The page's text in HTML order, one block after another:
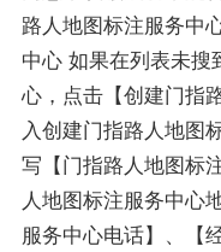
路人地图标注服务中
中心 如果在列表未搜
心，点击【创建门指
入创建门指路人地图
写【门指路人地图标
人地图标注服务中心
服务中心电话】、【